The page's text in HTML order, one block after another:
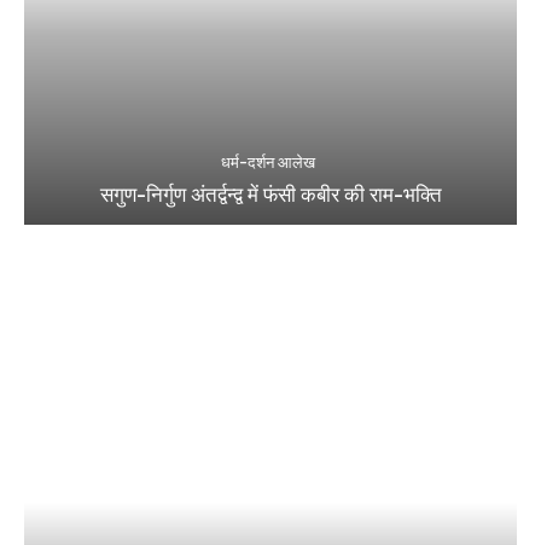
धर्म-दर्शन आलेख
सगुण-निर्गुण अंतर्द्वन्द्व में फंसी कबीर की राम-भक्ति